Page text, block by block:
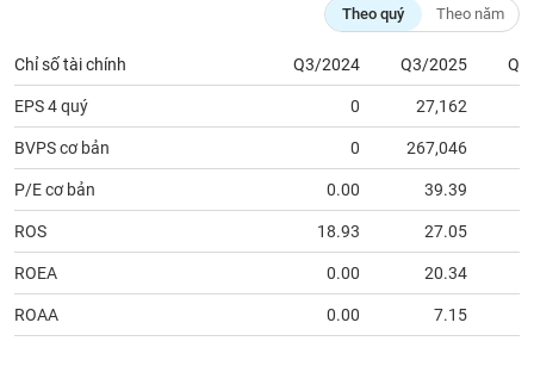
Theo quý Theo năm
Chỉ số tài chính Q3/2024 Q3/2025
EPS 4 quý 0 27,162
BVPS cơ bản 0 267,046
P/E cơ bản 0.00 39.39
ROS 18.93 27.05
ROEA 0.00 20.34
ROAA 0.00 7.15